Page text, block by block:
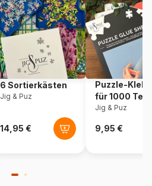
3760410642029
96 Teile
21 x 15 cm
6 Sortierkästen
Jig & Puz
Puzzle-
für 1000
Jig & Puz